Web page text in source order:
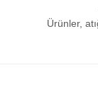
Ürünler,